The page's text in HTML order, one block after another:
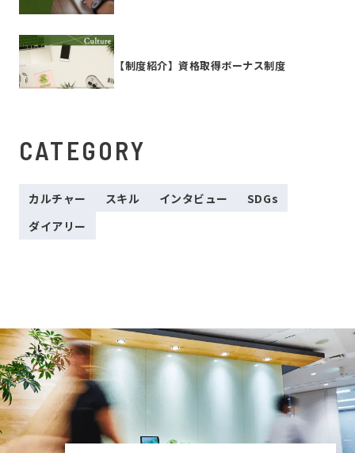
【制度紹介】資格取得ボーナス制度
CATEGORY
カルチャー スキル インタビュー
SDGs
ダイアリー